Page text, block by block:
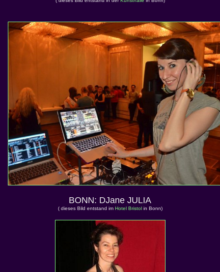
BONN: DJane JULIA
( dieses Bild entstand im Hotel Bristolin Bonn)